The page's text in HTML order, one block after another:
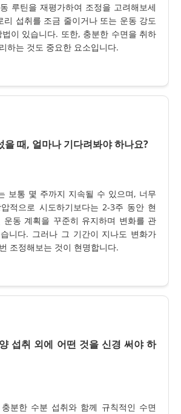
루틴을 재평가하여 조정을 고려해보세
리 섭취를 조금 줄이거나 또는 운동 강도
이 있습니다. 또한, 충분한 수면을 취하
하는 것도 중요한 요소입니다.
을 때, 얼마나 기다려봐야 하나요?
보통 몇 주까지 지속될 수 있으며, 너무
적으로 시도하기보다는 2-3주 동안 현
운동 계획을 꾸준히 유지하며 변화를 관
니다. 그러나 그 기간이 지나도 변화가
조정해보는 것이 현명합니다.
섭취 외에 어떤 것을 신경 써야 하
분한 수분 섭취와 함께 규칙적인 수면